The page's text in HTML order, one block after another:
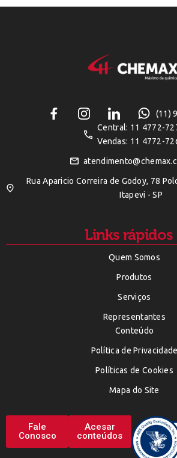
(11)
Central: 11 4772-
Vendas: 11 4772-
Rua Aparicio Correira de Godoy, 78
Itapevi - SP
Links rápidos
Quem Somos
Produtos
Serviços
Representantes
Conteúdo
Política de Privacidade
Políticas de Cookies
Mapa do Site
Fale
Conosco
Acesar
conteúdos